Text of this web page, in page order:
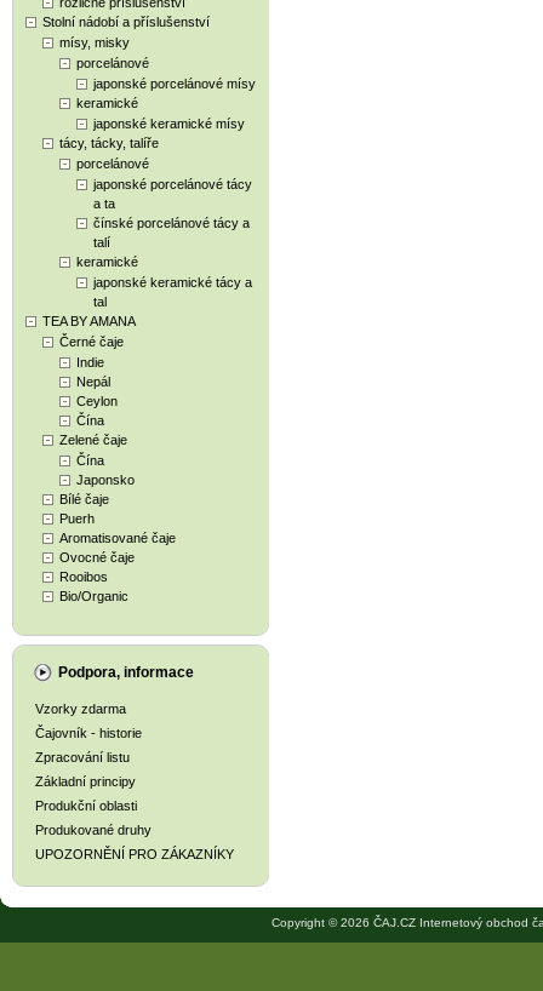
Stolní nádobí a příslušenství
mísy, misky
porcelánové
japonské porcelánové mísy
keramické
japonské keramické mísy
tácy, tácky, talíře
porcelánové
japonské porcelánové tácy
a ta
čínské porcelánové tácy a
talí
keramické
japonské keramické tácy a
tal
TEA BY AMANA
Černé čaje
Indie
Nepál
Ceylon
Čína
Zelené čaje
Čína
Japonsko
Bílé čaje
Puerh
Aromatisované čaje
Ovocné čaje
Rooibos
Bio/Organic
Podpora, informace
Vzorky zdarma
Čajovník - historie
Zpracování listu
Základní principy
Produkční oblasti
Produkované druhy
UPOZORNĚNÍ PRO ZÁKAZNÍKY
Copyright © 2026 ČAJ.CZ Internetový obchod